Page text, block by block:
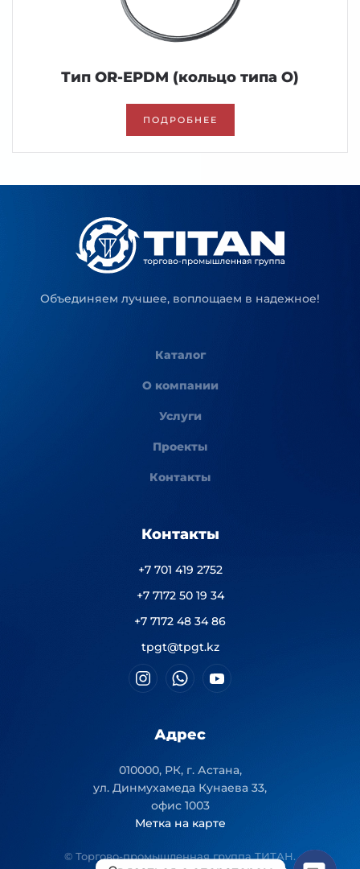
Тип OR-EPDM (кольцо типа О)
ПОДРОБНЕЕ
Объединяем лучшее, воплощаем в надежное!
Каталог
О компании
Услуги
Проекты
Контакты
Контакты
+7 701 419 2752
+7 7172 50 19 34
+7 7172 48 34 86
tpgt@tpgt.kz
Адрес
010000, РК, г. Астана,
ул. Динмухамеда Кунаева 33,
офис 1003
Метка на карте
© Торгово-промышленная группа ТИТАН.